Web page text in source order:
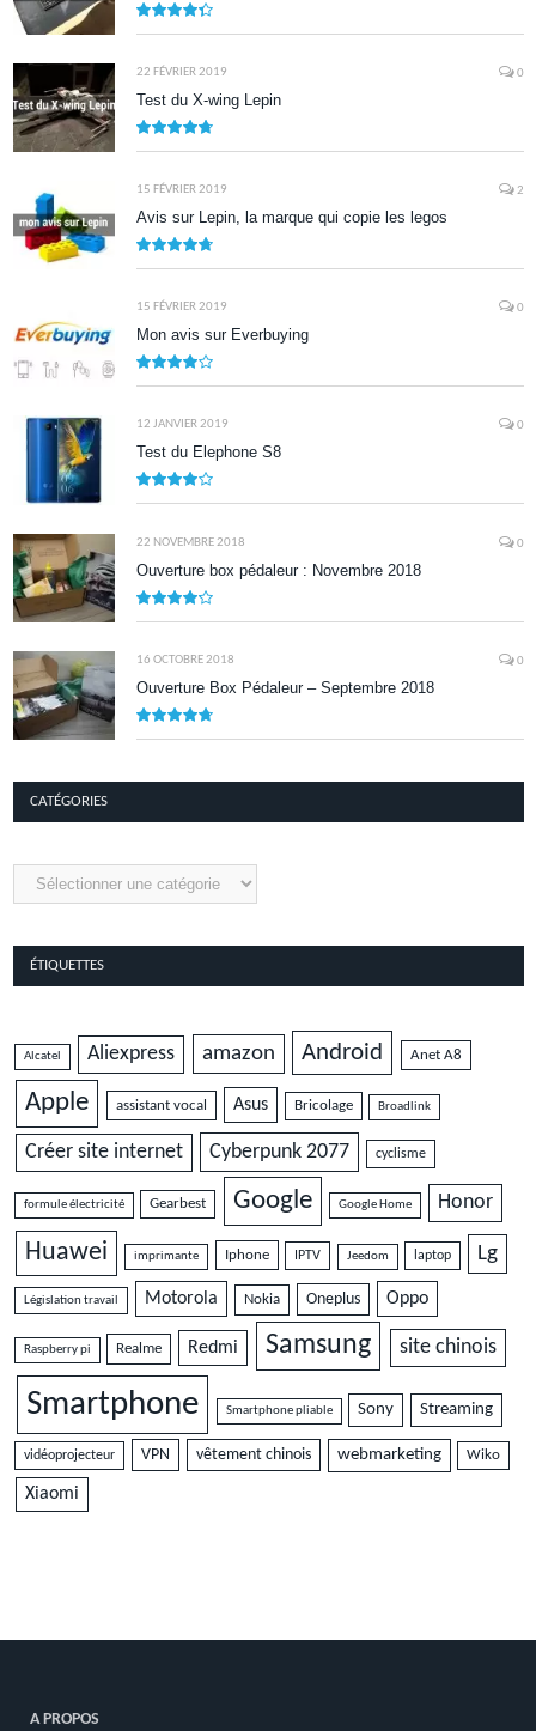
22 FÉVRIER 2019 0
Test du X-wing Lepin
15 FÉVRIER 2019 2
Avis sur Lepin, la marque qui copie les legos
15 FÉVRIER 2019 0
Mon avis sur Everbuying
12 JANVIER 2019 0
Test du Elephone S8
22 NOVEMBRE 2018 0
Ouverture box pédaleur : Novembre 2018
16 OCTOBRE 2018 0
Ouverture Box Pédaleur – Septembre 2018
CATÉGORIES
Catégories
ÉTIQUETTES
Alcatel Aliexpress amazon Android Anet A8
Apple assistant vocal Asus Bricolage Broadlink
Créer site internet Cyberpunk 2077 cyclisme
formule électricité Gearbest Google Google Home Honor
Huawei imprimante Iphone IPTV Jeedom laptop Lg
Législation travail Motorola Nokia Oneplus Oppo
Raspberry pi Realme Redmi Samsung site chinois
Smartphone Smartphone pliable Sony Streaming
vidéoprojecteur VPN vêtement chinois webmarketing Wiko
Xiaomi
A PROPOS